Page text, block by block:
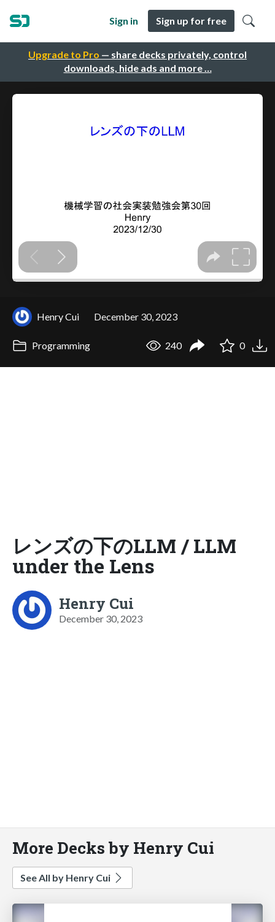
Upgrade to Pro — share decks privately, control
downloads, hide ads and more …
Sign in Sign up for free
Henry Cui December 30, 2023
Programming 240 0
レンズの下のLLM / LLM
under the Lens
Henry Cui
December 30, 2023
More Decks by Henry Cui
See All by Henry Cui